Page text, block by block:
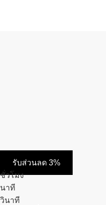
รับส่วนลด 3%
ชั่วโมง
นาที
วินาที